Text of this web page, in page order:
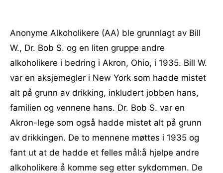
Anonyme Alkoholikere (AA) ble grunnlagt av Bill
W., Dr. Bob S. og en liten gruppe andre
alkoholikere i bedring i Akron, Ohio, i 1935. Bill W.
var en aksjemegler i New York som hadde mistet
alt på grunn av drikking, inkludert jobben hans,
familien og vennene hans. Dr. Bob S. var en
Akron-lege som også hadde mistet alt på grunn
av drikkingen. De to mennene møttes i 1935 og
fant ut at de hadde et felles mål:å hjelpe andre
alkoholikere å komme seg etter sykdommen. De